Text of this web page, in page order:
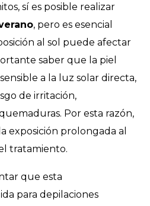
sí es posible realizar
, pero es esencial
al sol puede afectar
saber que la piel
a la luz solar directa,
de irritación,
Por esta razón,
exposición prolongada al
tratamiento.
que esta
para depilaciones